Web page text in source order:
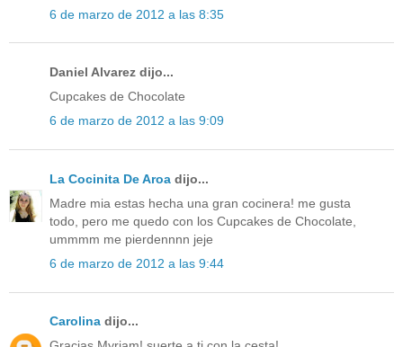
6 de marzo de 2012 a las 8:35
Daniel Alvarez dijo...
Cupcakes de Chocolate
6 de marzo de 2012 a las 9:09
La Cocinita De Aroa dijo...
Madre mia estas hecha una gran cocinera! me gusta
todo, pero me quedo con los Cupcakes de Chocolate,
ummmm me pierdennnn jeje
6 de marzo de 2012 a las 9:44
Carolina dijo...